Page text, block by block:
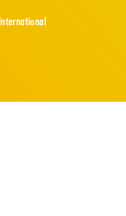
International